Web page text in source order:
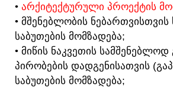
• ᲐᲠᲥᲘᲢᲔᲥᲢᲣᲠᲣᲚᲘ ᲞᲠᲝᲔᲥᲢᲘᲡ
• ᲛᲨᲔᲜᲔᲑᲚᲝᲑᲘᲡ ᲜᲔᲑᲐᲠᲗᲕᲘᲡᲗᲕᲘᲡ
ᲡᲐᲑᲣᲗᲔᲑᲘᲡ ᲛᲝᲛᲖᲐᲓᲔᲑᲐ;
• ᲛᲘᲬᲘᲡ ᲜᲐᲙᲕᲔᲗᲘᲡ ᲡᲐᲛᲨᲔᲜᲔᲑᲚᲝᲓ
ᲞᲘᲠᲝᲑᲔᲑᲘᲡ ᲓᲐᲓᲒᲔᲜᲘᲡᲐᲗᲕᲘᲡ
ᲡᲐᲑᲣᲗᲔᲑᲘᲡ ᲛᲝᲛᲖᲐᲓᲔᲑᲐ;